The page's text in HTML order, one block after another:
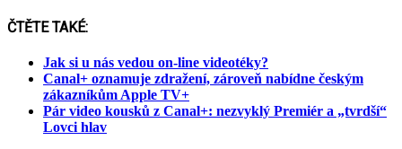
ČTĚTE TAKÉ:
Jak si u nás vedou on-line videotéky?
Canal+ oznamuje zdražení, zároveň nabídne českým
zákazníkům Apple TV+
Pár video kousků z Canal+: nezvyklý Premiér a „tvrdší“
Lovci hlav